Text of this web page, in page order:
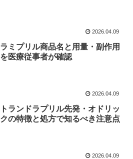
2026.04.09
ラミプリル商品名と用量・副作用
を医療従事者が確認
2026.04.09
トランドラプリル先発・オドリッ
クの特徴と処方で知るべき注意点
2026.04.09